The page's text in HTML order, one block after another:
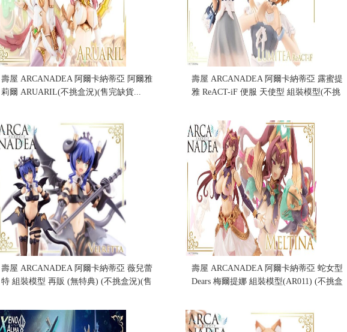
壽屋 ARCANADEA 阿爾卡納蒂亞 阿爾雅
莉爾 ARUARIL(不挑盒況)(售完缺貨...
壽屋 ARCANADEA 阿爾卡納蒂亞 露蜜提
雅 ReACT-iF 便服 天使型 組裝模型(不挑
壽屋 ARCANADEA 阿爾卡納蒂亞 薇兒蕾
特 組裝模型 再販 (無特典) (不挑盒況)(售
售價:0
壽屋 ARCANADEA 阿爾卡納蒂亞 蛇女型
Dears 梅爾提娜 組裝模型(AR011) (不挑盒
售價:1750